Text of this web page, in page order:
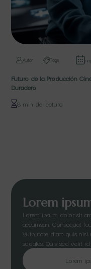
Autor Tags
Futuro de la Producción
Duradero
8 min de lectura
Lorem
Lorem ipsum dolor sit
accumsan. Consequat
Vulputate diam quis
sodales. Quis sed velit id
Lorem